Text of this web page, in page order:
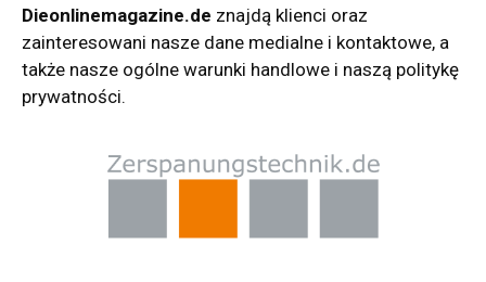
Dieonlinemagazine.de znajdą klienci oraz
zainteresowani nasze dane medialne i kontaktowe, a
także nasze ogólne warunki handlowe i naszą politykę
prywatności.